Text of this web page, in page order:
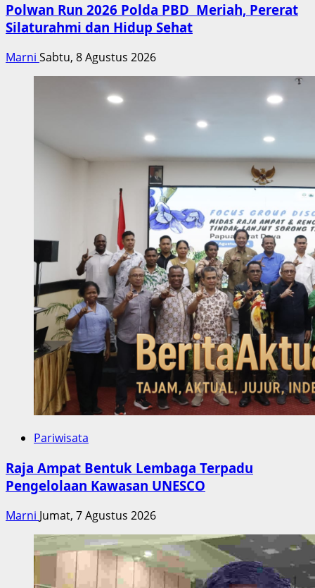
Polwan Run 2026 Polda PBD Meriah, Pererat
Silaturahmi dan Hidup Sehat
Marni Sabtu, 8 Agustus 2026
Pariwisata
Raja Ampat Bentuk Lembaga Terpadu
Pengelolaan Kawasan UNESCO
Marni Jumat, 7 Agustus 2026